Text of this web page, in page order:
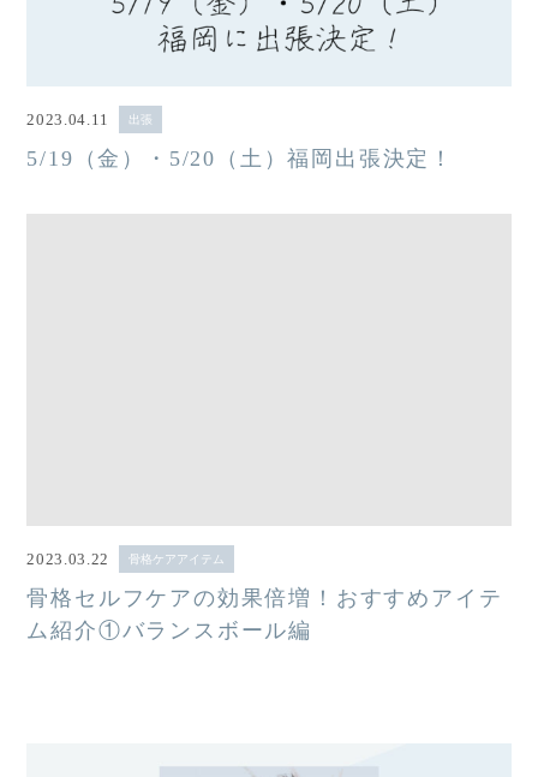
2023.04.11 出張
5/19（金）・5/20（土）福岡出張決定！
2023.03.22 骨格ケアアイテム
骨格セルフケアの効果倍増！おすすめアイテ
ム紹介①バランスボール編